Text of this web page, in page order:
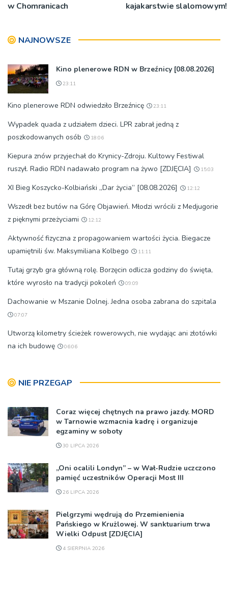
w Chomranicach
kajakarstwie slalomowym!
NAJNOWSZE
Kino plenerowe RDN w Brzeźnicy [08.08.2026]
23:11
Kino plenerowe RDN odwiedziło Brzeźnicę 23:11
Wypadek quada z udziałem dzieci. LPR zabrał jedną z
poszkodowanych osób
18:06
Kiepura znów przyjechał do Krynicy-Zdroju. Kultowy Festiwal
ruszył. Radio RDN nadawało program na żywo [ZDJĘCIA]
15:03
XI Bieg Koszycko-Kolbiański „Dar życia” [08.08.2026] 12:12
Wszedł bez butów na Górę Objawień. Młodzi wrócili z Medjugorie
z pięknymi przeżyciami
12:12
Aktywność fizyczna z propagowaniem wartości życia. Biegacze
upamiętnili św. Maksymiliana Kolbego
11:11
Tutaj grzyb gra główną rolę. Borzęcin odlicza godziny do święta,
które wyrosło na tradycji pokoleń
09:09
Dachowanie w Mszanie Dolnej. Jedna osoba zabrana do szpitala
07:07
Utworzą kilometry ścieżek rowerowych, nie wydając ani złotówki
na ich budowę
06:06
NIE PRZEGAP
Coraz więcej chętnych na prawo jazdy. MORD
w Tarnowie wzmacnia kadrę i organizuje
egzaminy w soboty
30 LIPCA 2026
„Oni ocalili Londyn” – w Wał-Rudzie uczczono
pamięć uczestników Operacji Most III
26 LIPCA 2026
Pielgrzymi wędrują do Przemienienia
Pańskiego w Krużlowej. W sanktuarium trwa
Wielki Odpust [ZDJĘCIA]
4 SIERPNIA 2026